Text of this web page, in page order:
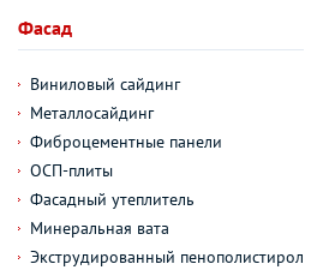
Фасад
Виниловый сайдинг
Металлосайдинг
Фиброцементные панели
ОСП-плиты
Фасадный утеплитель
Минеральная вата
Экструдированный пенополистирол